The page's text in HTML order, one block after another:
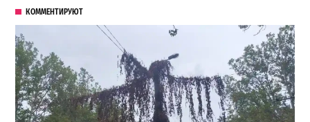
КОММЕНТИРУЮТ